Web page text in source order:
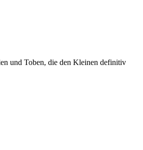
und Toben, die den Kleinen definitiv